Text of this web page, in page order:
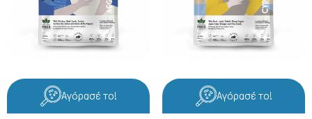
Αγόρασέ το! Αγόρασέ το!